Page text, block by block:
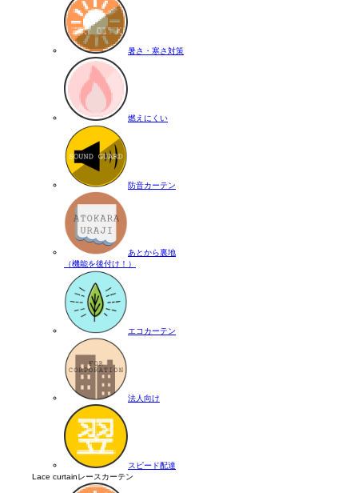
暑さ・寒さ対策
燃えにくい
防音カーテン
あとから裏地
（機能を後付け！）
エコカーテン
法人向け
スピード配達
Lace curtainレースカーテン